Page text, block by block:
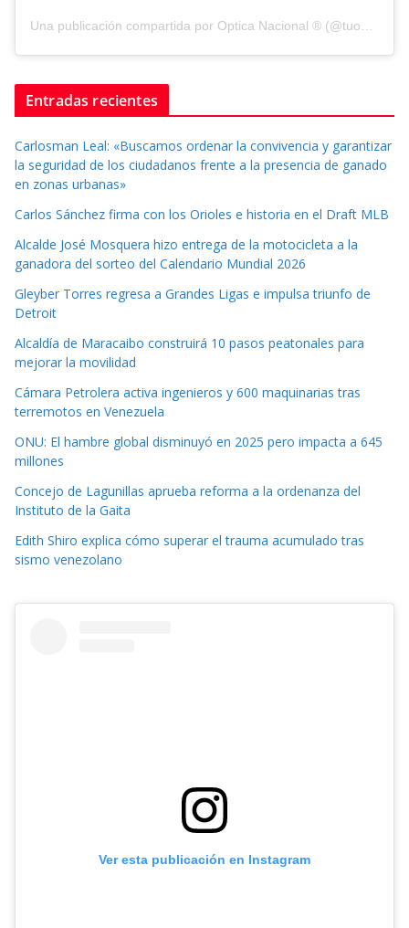
Una publicación compartida por Optica Nacional ® (@tuopticanacional)
Entradas recientes
Carlosman Leal: «Buscamos ordenar la convivencia y garantizar
la seguridad de los ciudadanos frente a la presencia de ganado
en zonas urbanas»
Carlos Sánchez firma con los Orioles e historia en el Draft MLB
Alcalde José Mosquera hizo entrega de la motocicleta a la
ganadora del sorteo del Calendario Mundial 2026
Gleyber Torres regresa a Grandes Ligas e impulsa triunfo de
Detroit
Alcaldía de Maracaibo construirá 10 pasos peatonales para
mejorar la movilidad
Cámara Petrolera activa ingenieros y 600 maquinarias tras
terremotos en Venezuela
ONU: El hambre global disminuyó en 2025 pero impacta a 645
millones
Concejo de Lagunillas aprueba reforma a la ordenanza del
Instituto de la Gaita
Edith Shiro explica cómo superar el trauma acumulado tras
sismo venezolano
Ver esta publicación en Instagram